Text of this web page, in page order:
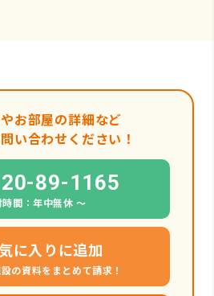
お部屋の詳細など
い合わせください！
89-1165
時間：年中無休 〜
に入りに追加
の資料をまとめて請求！